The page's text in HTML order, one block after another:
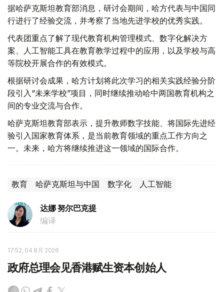
据哈萨克斯坦教育部消息，研讨会期间，哈方代表与中国同
行进行了经验交流，并考察了当地先进学校的优秀实践。
代表团重点了解了现代教育机构管理模式、数字化解决方
案、人工智能工具在教育教学过程中的应用，以及学校与高
等院校开展合作的有效模式。
根据研讨会成果，哈方计划将此次学习的相关实践经验分阶
段引入“未来学校”项目，同时继续推动哈中两国教育机构之
间的专业交流与合作。
哈萨克斯坦教育部表示，提升教师数字技能、将国际先进经
验引入国家教育体系，是当前教育领域的重点工作方向之
一。未来，哈方将继续推进这一领域的国际合作。
教育 哈萨克斯坦与中国 数字化 人工智能
达娜 努尔巴克提
编译
17:52, 04 8月 2026
政府总理会见香港赋生资本创始人